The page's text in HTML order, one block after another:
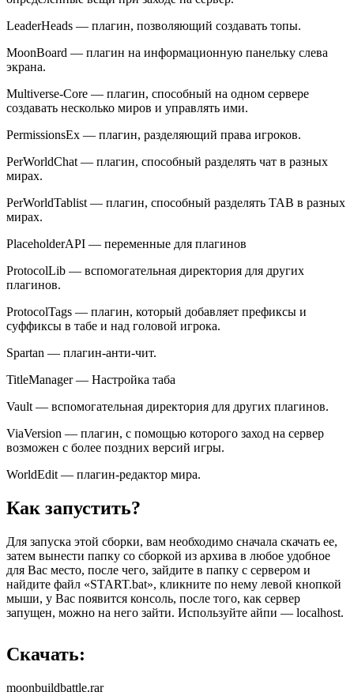
LeaderHeads — плагин, позволяющий создавать топы.
MoonBoard — плагин на информационную панельку слева
экрана.
Multiverse-Core — плагин, способный на одном сервере
создавать несколько миров и управлять ими.
PermissionsEx — плагин, разделяющий права игроков.
PerWorldChat — плагин, способный разделять чат в разных
мирах.
PerWorldTablist — плагин, способный разделять TAB в разных
мирах.
PlaceholderAPI — переменные для плагинов
ProtocolLib — вспомогательная директория для других
плагинов.
ProtocolTags — плагин, который добавляет префиксы и
суффиксы в табе и над головой игрока.
Spartan — плагин-анти-чит.
TitleManager — Настройка таба
Vault — вспомогательная директория для других плагинов.
ViaVersion — плагин, с помощью которого заход на сервер
возможен с более поздних версий игры.
WorldEdit — плагин-редактор мира.
Как запустить?
Для запуска этой сборки, вам необходимо сначала скачать ее,
затем вынести папку со сборкой из архива в любое удобное
для Вас место, после чего, зайдите в папку с сервером и
найдите файл «START.bat», кликните по нему левой кнопкой
мыши, у Вас появится консоль, после того, как сервер
запущен, можно на него зайти. Используйте айпи — localhost.
Скачать:
moonbuildbattle.rar